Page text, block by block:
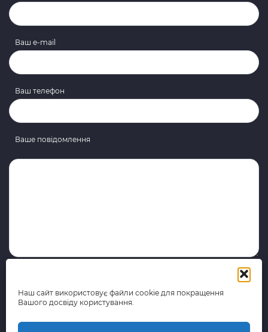
Наш сайт використовує файли cookie для покращення
Вашого досвіду користування.
Ваш e-mail
Ваш телефон
Ваше повідомлення